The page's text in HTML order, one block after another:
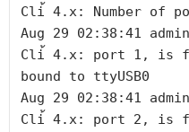
Cli้ 4.x: Number of
Aug 29 02:38:41
Cli้ 4.x: port 1, is
bound to ttyUSB0
Aug 29 02:38:41
Cli้ 4.x: port 2, is